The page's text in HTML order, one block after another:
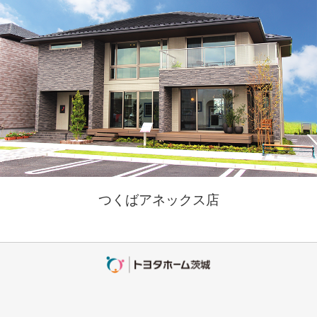
つくばアネックス店